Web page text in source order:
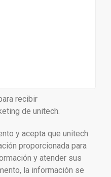
recibir
de unitech.
y acepta que unitech
proporcionada para
y atender sus
la información se